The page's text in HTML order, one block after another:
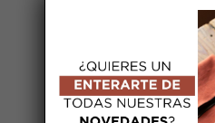
regalo ideal para
especiales o en una
para quienes
su mesa.